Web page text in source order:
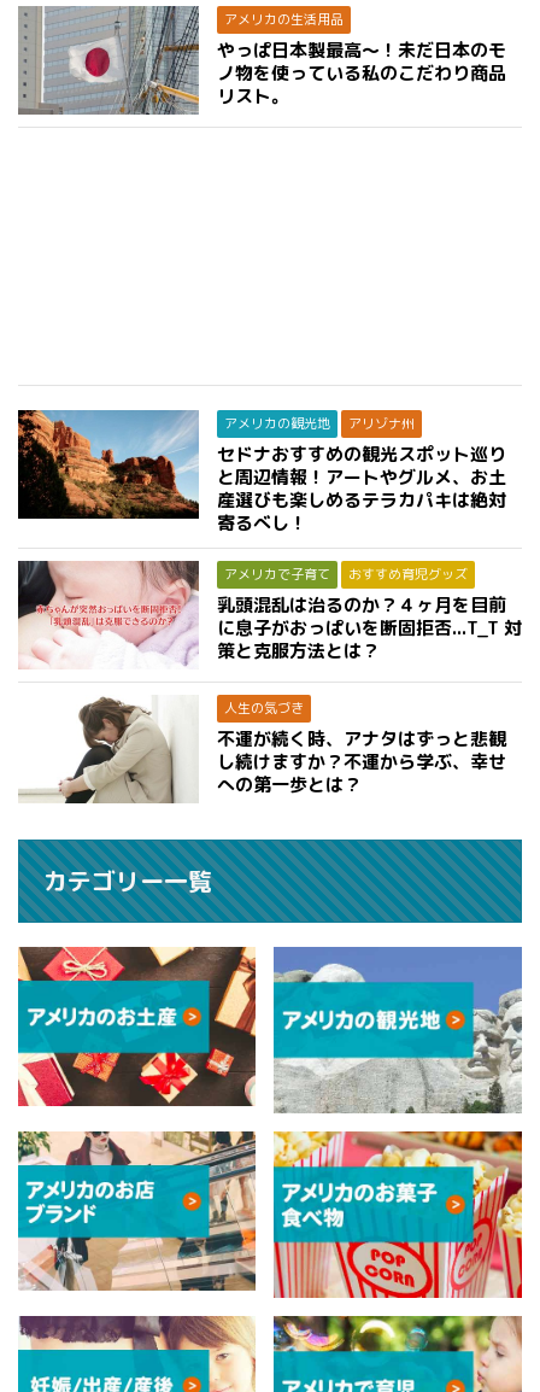
アメリカの生活用品
やっぱ日本製最高〜！未だ日本のモ
ノ物を使っている私のこだわり商品
リスト。
アメリカの観光地 アリゾナ州
セドナおすすめの観光スポット巡り
と周辺情報！アートやグルメ、お土
産選びも楽しめるテラカパキは絶対
寄るべし！
アメリカで子育て おすすめ育児グッズ
乳頭混乱は治るのか？４ヶ月を目前
に息子がおっぱいを断固拒否...T_T 対
策と克服方法とは？
人生の気づき
不運が続く時、アナタはずっと悲観
し続けますか？不運から学ぶ、幸せ
への第一歩とは？
カテゴリー一覧